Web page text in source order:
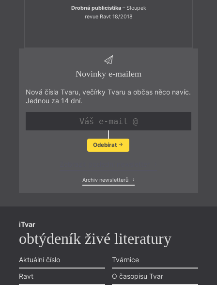
Drobná publicistika– Sloupek
revue Ravt 18/2018
Novinky e-mailem
Nová čísla Tvaru, večírky Tvaru a občas něco navíc.
Jednou za 14 dní.
Odebírat
Archiv newsletterů
iTvar
obtýdeník živé literatury
Aktuální číslo
Ravt
Tvárnice
O časopisu Tvar